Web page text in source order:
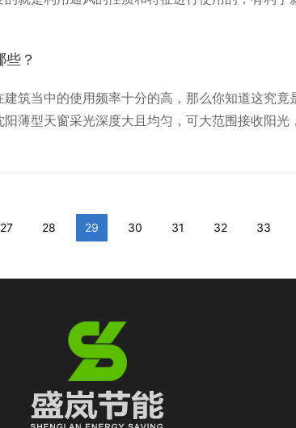
些？
筑当中的使用频率十分的高，那么你知道这究竟
薄型天窗采光深度大且均匀，可大范围接收阳光
27 28 29 30 31 32 33